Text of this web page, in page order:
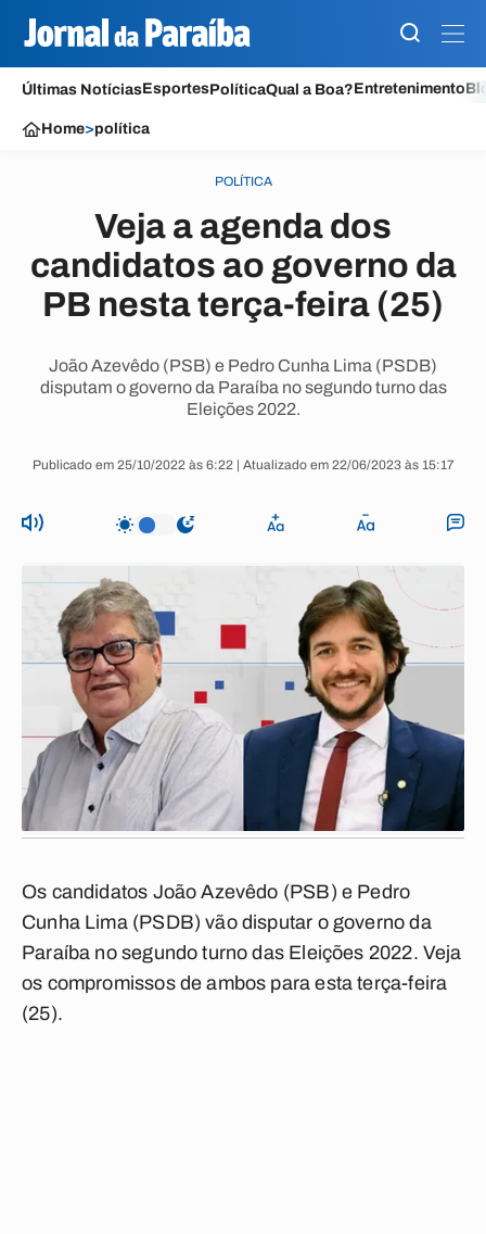
Últimas NotíciasEsportesPolíticaQual a Boa?Entretenimento
Home>política
POLÍTICA
Veja a agenda dos
candidatos ao governo da
PB nesta terça-feira (25)
João Azevêdo (PSB) e Pedro Cunha Lima (PSDB)
disputam o governo da Paraíba no segundo turno das
Eleições 2022.
Publicado em 25/10/2022 às 6:22 | Atualizado em 22/06/2023 às 15:17
Os candidatos João Azevêdo (PSB) e Pedro
Cunha Lima (PSDB) vão disputar o governo da
Paraíba no segundo turno das Eleições 2022. Veja
os compromissos de ambos para esta terça-feira
(25).